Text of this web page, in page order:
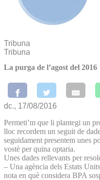
Tribuna
Tribuna
La purga de l’agost del 2016
dc., 17/08/2016
Permeti’m que li plantegi un
lloc recordem un seguit de
seguidament presentem unes
vostè per quina optaria.
Unes dades rellevants per
– Una agència dels Estats
nota en què considera BPA